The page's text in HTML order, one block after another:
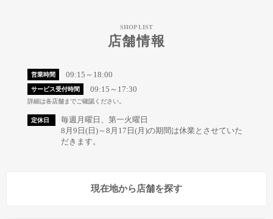
SHOP LIST
店舗情報
営業時間 09:15～18:00
サービス受付時間 09:15～17:30
詳細は各店舗までご確認ください。
定休日
毎週月曜日、第一火曜日
8月9日(日)～8月17日(月)の期間は休業とさせていた
だきます。
現在地から店舗を探す